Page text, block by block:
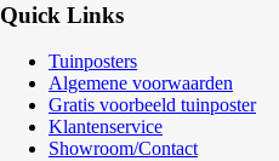
Quick Links
Tuinposters
Algemene voorwaarden
Gratis voorbeeld tuinposter
Klantenservice
Showroom/Contact